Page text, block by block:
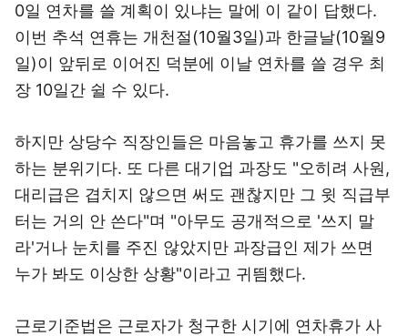
0일 연차를 쓸 계획이 있냐는 말에 이 같이 답했다.
이번 추석 연휴는 개천절(10월3일)과 한글날(10월9
일)이 앞뒤로 이어진 덕분에 이날 연차를 쓸 경우 최
장 10일간 쉴 수 있다.
하지만 상당수 직장인들은 마음놓고 휴가를 쓰지 못
하는 분위기다. 또 다른 대기업 과장도 "오히려 사원,
대리급은 겹치지 않으면 써도 괜찮지만 그 윗 직급부
터는 거의 안 쓴다"며 "아무도 공개적으로 '쓰지 말
라'거나 눈치를 주진 않았지만 과장급인 제가 쓰면
누가 봐도 이상한 상황"이라고 귀띔했다.
근로기준법은 근로자가 청구한 시기에 연차휴가 사